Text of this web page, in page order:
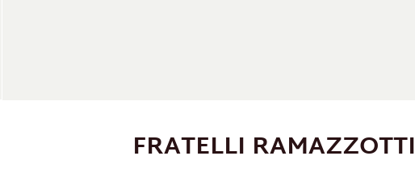
FRATELLI RAMAZZOTTI